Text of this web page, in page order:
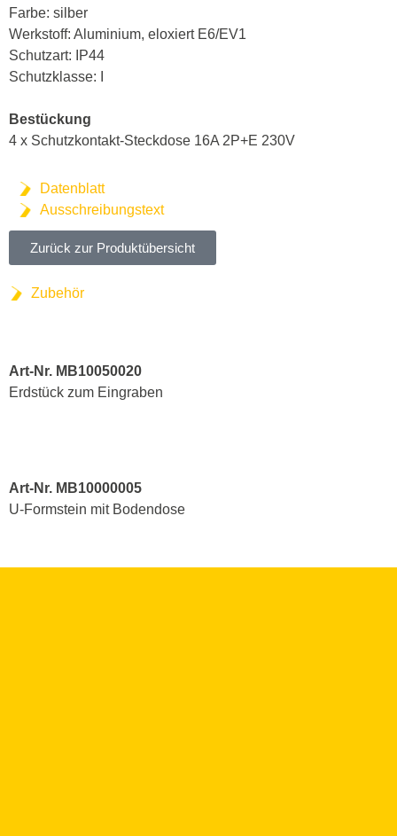
Farbe: silber
Werkstoff: Aluminium, eloxiert E6/EV1
Schutzart: IP44
Schutzklasse: I
Bestückung
4 x Schutzkontakt-Steckdose 16A 2P+E 230V
Datenblatt
Ausschreibungstext
Zurück zur Produktübersicht
Zubehör
Art-Nr. MB10050020
Erdstück zum Eingraben
Art-Nr. MB10000005
U-Formstein mit Bodendose